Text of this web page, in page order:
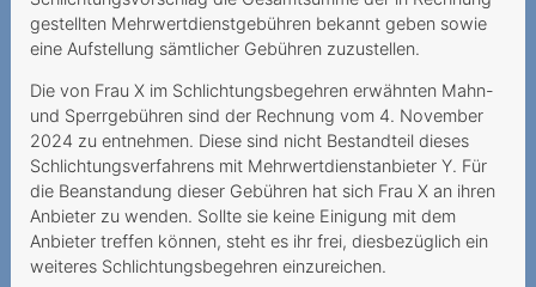
gestellten Mehrwertdienstgebühren bekannt geben sowie
eine Aufstellung sämtlicher Gebühren zuzustellen.
Die von Frau X im Schlichtungsbegehren erwähnten Mahn-
und Sperrgebühren sind der Rechnung vom 4. November
2024 zu entnehmen. Diese sind nicht Bestandteil dieses
Schlichtungsverfahrens mit Mehrwertdienstanbieter Y. Für
die Beanstandung dieser Gebühren hat sich Frau X an ihren
Anbieter zu wenden. Sollte sie keine Einigung mit dem
Anbieter treffen können, steht es ihr frei, diesbezüglich ein
weiteres Schlichtungsbegehren einzureichen.
Fornitori di servizi a valore
aggiunto numeri brevi
2015
Fragliche
Papierrechnungsgebuhren
Herausgabe von IP-
Adressen